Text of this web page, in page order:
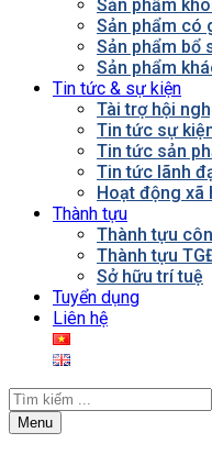
Sản phẩm
Sản phẩm có
Sản phẩm bổ
Sản phẩm
Tin tức & sự kiện
Tài trợ hội
Tin tức sự
Tin tức sản
Tin tức lãnh
Hoạt động xã
Thành tựu
Thành tựu
Thành tựu
Sở hữu trí tuệ
Tuyển dụng
Liên hệ
Menu